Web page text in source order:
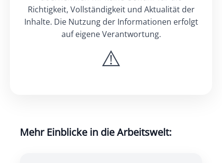
Richtigkeit, Vollständigkeit und Aktualität der
Inhalte. Die Nutzung der Informationen erfolgt
auf eigene Verantwortung.
Mehr Einblicke in die Arbeitswelt: